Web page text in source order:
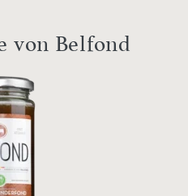
von Belfond